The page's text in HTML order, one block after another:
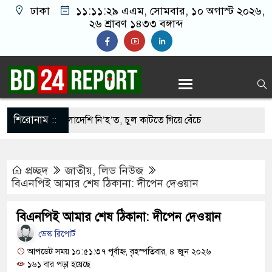
ঢাকা ১১:১১:৩০ এএম, সোমবার, ১০ অগাস্ট
২০২৬, ২৬ শ্রাবণ ১৪৩৩ বঙ্গাব্দ
শিরোনাম ::
১৬ বাংলাদেশি নি’হ’ত, চুল কাটতে গিয়ে বেঁচে
সংস্থা ‘র’ প্রধান এখন ঢাকায়
পুড়া মরছে, কেউ ফোন ধরিচ্ছু না’ সৌদিতে নিহতের
প্রচ্ছদ জাতীয়,লিড নিউজ
বিএনপিই আমার শেষ ঠিকানা: দীপেন দেওয়ান
বিএনপিই আমার শেষ ঠিকানা: দীপেন দেওয়ান
ডেস্ক রিপোর্ট
আপডেট সময় ১০:৫১:৩৭ পূর্বাহ্ন, বৃহস্পতিবার, ৪ জুন ২০২৬
১৬১ বার পড়া হয়েছে